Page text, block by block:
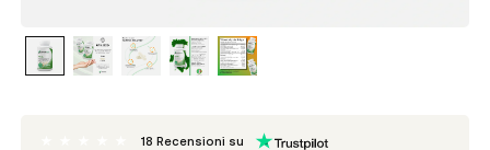
18 Recensioni su